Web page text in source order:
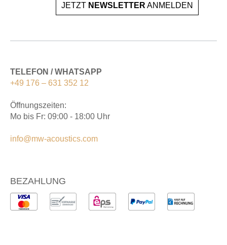
JETZT NEWSLETTER ANMELDEN
TELEFON / WHATSAPP
+49 176 – 631 352 12
Öffnungszeiten:
Mo bis Fr: 09:00 - 18:00 Uhr
info@mw-acoustics.com
BEZAHLUNG